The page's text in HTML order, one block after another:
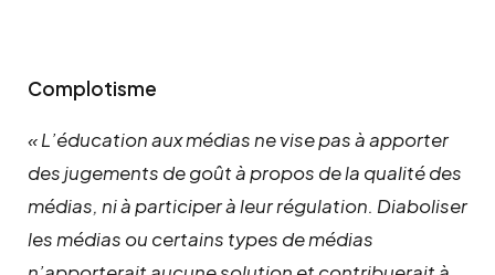
Complotisme
« L’éducation aux médias ne vise pas à apporter
des jugements de goût à propos de la qualité des
médias, ni à participer à leur régulation. Diaboliser
les médias ou certains types de médias